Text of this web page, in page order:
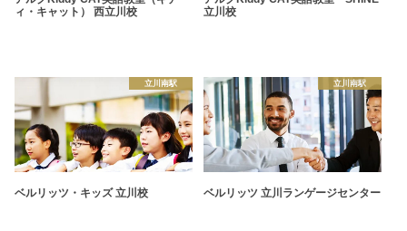
ィ・キャット） 西立川校
立川校
立川南駅
ベルリッツ・キッズ 立川校
立川南駅
ベルリッツ 立川ランゲージセンター